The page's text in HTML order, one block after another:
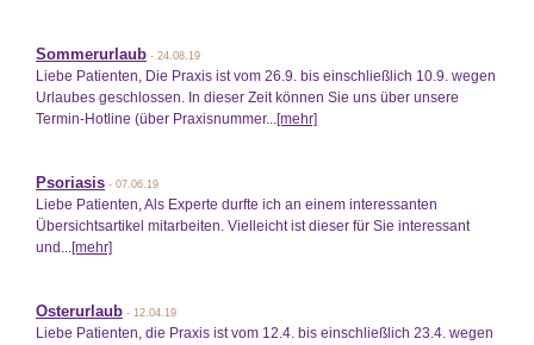
Sommerurlaub - 24.08.19
Liebe Patienten, Die Praxis ist vom 26.9. bis einschließlich 10.9. wegen
Urlaubes geschlossen. In dieser Zeit können Sie uns über unsere
Termin-Hotline (über Praxisnummer...[mehr]
Psoriasis - 07.06.19
Liebe Patienten, Als Experte durfte ich an einem interessanten
Übersichtsartikel mitarbeiten. Vielleicht ist dieser für Sie interessant
und...[mehr]
Osterurlaub - 12.04.19
Liebe Patienten, die Praxis ist vom 12.4. bis einschließlich 23.4. wegen